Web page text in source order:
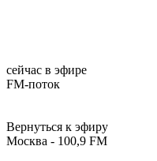
сейчас в эфире
FM-поток
Вернуться к эфиру
Москва - 100,9 FM